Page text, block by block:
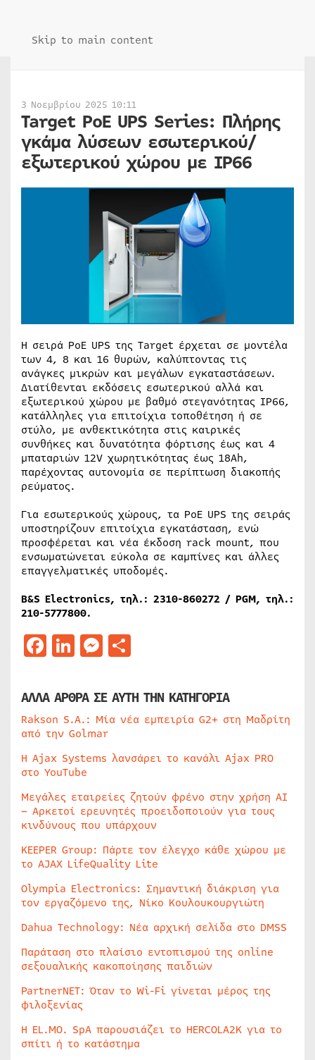
Skip to main content
3 Νοεμβρίου 2025 10:11
Target PoE UPS Series: Πλήρης
γκάμα λύσεων εσωτερικού/
εξωτερικού χώρου με IP66
Η σειρά PoE UPS της Target έρχεται σε μοντέλα
των 4, 8 και 16 θυρών, καλύπτοντας τις
ανάγκες μικρών και μεγάλων εγκαταστάσεων.
Διατίθενται εκδόσεις εσωτερικού αλλά και
εξωτερικού χώρου με βαθμό στεγανότητας IP66,
κατάλληλες για επιτοίχια τοποθέτηση ή σε
στύλο, με ανθεκτικότητα στις καιρικές
συνθήκες και δυνατότητα φόρτισης έως και 4
μπαταριών 12V χωρητικότητας έως 18Ah,
παρέχοντας αυτονομία σε περίπτωση διακοπής
ρεύματος.
Για εσωτερικούς χώρους, τα PoE UPS της σειράς
υποστηρίζουν επιτοίχια εγκατάσταση, ενώ
προσφέρεται και νέα έκδοση rack mount, που
ενσωματώνεται εύκολα σε καμπίνες και άλλες
επαγγελματικές υποδομές.
B&S Electronics, τηλ.: 2310-860272 / PGM, τηλ.:
210-5777800.
Facebook
LinkedIn
Messenger
ΑΛΛΑ ΑΡΘΡΑ ΣΕ ΑΥΤΗ ΤΗΝ ΚΑΤΗΓΟΡΙΑ
Rakson S.A.: Μία νέα εμπειρία G2+ στη Μαδρίτη
από την Golmar
Η Ajax Systems λανσάρει το κανάλι Ajax PRO
στο YouTube
Μεγάλες εταιρείες ζητούν φρένο στην χρήση AI
– Αρκετοί ερευνητές προειδοποιούν για τους
κινδύνους που υπάρχουν
KEEPER Group: Πάρτε τον έλεγχο κάθε χώρου με
το AJAX LifeQuality Lite
Olympia Electronics: Σημαντική διάκριση για
τον εργαζόμενο της, Νίκο Κουλουκουργιώτη
Dahua Technology: Νέα αρχική σελίδα στο DMSS
Παράταση στο πλαίσιο εντοπισμού της online
σεξουαλικής κακοποίησης παιδιών
PartnerNET: Όταν το Wi-Fi γίνεται μέρος της
φιλοξενίας
Η EL.MO. SpA παρουσιάζει το HERCOLA2K για το
σπίτι ή το κατάστημα